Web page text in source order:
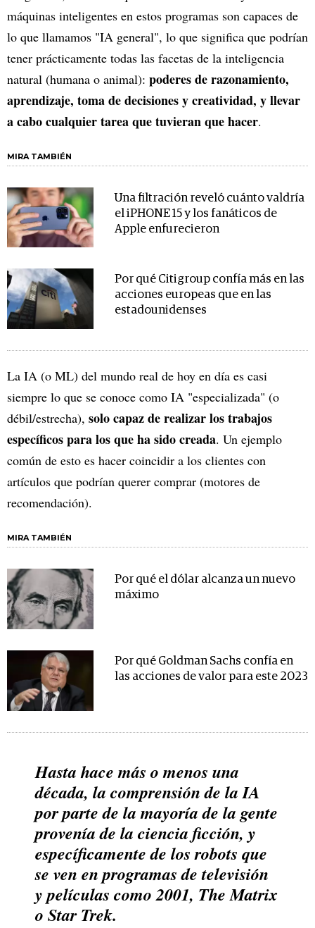
máquinas inteligentes en estos programas son capaces de
lo que llamamos "IA general", lo que significa que podrían
tener prácticamente todas las facetas de la inteligencia
natural (humana o animal): poderes de razonamiento,
aprendizaje, toma de decisiones y creatividad, y llevar
a cabo cualquier tarea que tuvieran que hacer.
MIRA TAMBIÉN
Una filtración reveló cuánto valdría
el iPHONE 15 y los fanáticos de
Apple enfurecieron
Por qué Citigroup confía más en las
acciones europeas que en las
estadounidenses
La IA (o ML) del mundo real de hoy en día es casi
siempre lo que se conoce como IA "especializada" (o
débil/estrecha), solo capaz de realizar los trabajos
específicos para los que ha sido creada. Un ejemplo
común de esto es hacer coincidir a los clientes con
artículos que podrían querer comprar (motores de
recomendación).
MIRA TAMBIÉN
Por qué el dólar alcanza un nuevo
máximo
Por qué Goldman Sachs confía en
las acciones de valor para este 2023
Hasta hace más o menos una
década, la comprensión de la IA
por parte de la mayoría de la gente
provenía de la ciencia ficción, y
específicamente de los robots que
se ven en programas de televisión
y películas como2001, The Matrix
o Star Trek.